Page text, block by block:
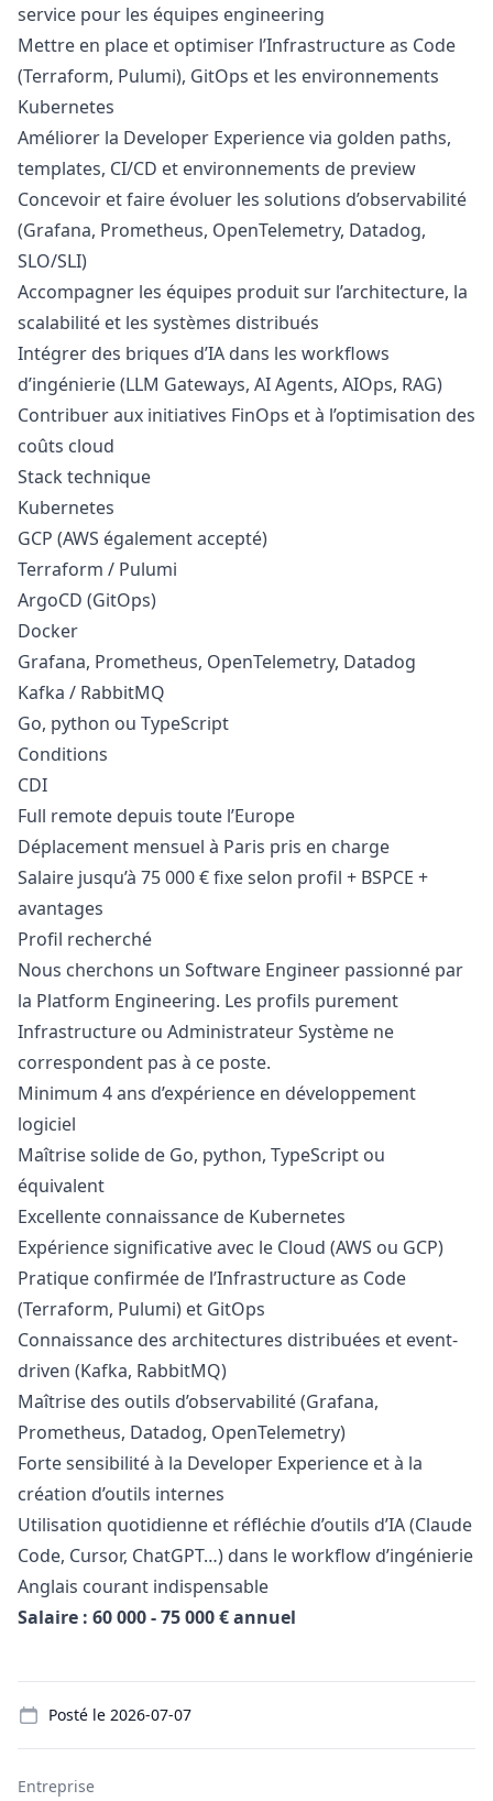
service pour les équipes engineering
Mettre en place et optimiser l’Infrastructure as Code
(Terraform, Pulumi), GitOps et les environnements
Kubernetes
Améliorer la Developer Experience via golden paths,
templates, CI/CD et environnements de preview
Concevoir et faire évoluer les solutions d’observabilité
(Grafana, Prometheus, OpenTelemetry, Datadog,
SLO/SLI)
Accompagner les équipes produit sur l’architecture, la
scalabilité et les systèmes distribués
Intégrer des briques d’IA dans les workflows
d’ingénierie (LLM Gateways, AI Agents, AIOps, RAG)
Contribuer aux initiatives FinOps et à l’optimisation des
coûts cloud
Stack technique
Kubernetes
GCP (AWS également accepté)
Terraform / Pulumi
ArgoCD (GitOps)
Docker
Grafana, Prometheus, OpenTelemetry, Datadog
Kafka / RabbitMQ
Go, python ou TypeScript
Conditions
CDI
Full remote depuis toute l’Europe
Déplacement mensuel à Paris pris en charge
Salaire jusqu’à 75 000 € fixe selon profil + BSPCE +
avantages
Profil recherché
Nous cherchons un Software Engineer passionné par
la Platform Engineering. Les profils purement
Infrastructure ou Administrateur Système ne
correspondent pas à ce poste.
Minimum 4 ans d’expérience en développement
logiciel
Maîtrise solide de Go, python, TypeScript ou
équivalent
Excellente connaissance de Kubernetes
Expérience significative avec le Cloud (AWS ou GCP)
Pratique confirmée de l’Infrastructure as Code
(Terraform, Pulumi) et GitOps
Connaissance des architectures distribuées et event-
driven (Kafka, RabbitMQ)
Maîtrise des outils d’observabilité (Grafana,
Prometheus, Datadog, OpenTelemetry)
Forte sensibilité à la Developer Experience et à la
création d’outils internes
Utilisation quotidienne et réfléchie d’outils d’IA (Claude
Code, Cursor, ChatGPT…) dans le workflow d’ingénierie
Anglais courant indispensable
Salaire : 60 000 - 75 000 € annuel
Posté le 2026-07-07
Entreprise